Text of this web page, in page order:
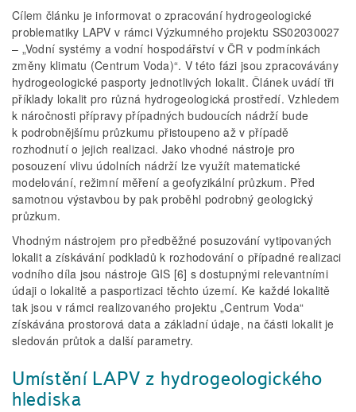
Cílem článku je informovat o zpracování hydrogeologické
problematiky LAPV v rámci Výzkumného projektu SS02030027
– „Vodní systémy a vodní hospodářství v ČR v podmínkách
změny klimatu (Centrum Voda)“. V této fázi jsou zpracovávány
hydrogeologické pasporty jednotlivých lokalit. Článek uvádí tři
příklady lokalit pro různá hydrogeologická prostředí. Vzhledem
k náročnosti přípravy případných budoucích nádrží bude
k podrobnějšímu průzkumu přistoupeno až v případě
rozhodnutí o jejich realizaci. Jako vhodné nástroje pro
posouzení vlivu údolních nádrží lze využít matematické
modelování, režimní měření a geofyzikální průzkum. Před
samotnou výstavbou by pak proběhl podrobný geologický
průzkum.
Vhodným nástrojem pro předběžné posuzování vytipovaných
lokalit a získávání podkladů k rozhodování o případné realizaci
vodního díla jsou nástroje GIS [6] s dostupnými relevantními
údaji o lokalitě a pasportizaci těchto území. Ke každé lokalitě
tak jsou v rámci realizovaného projektu„Centrum Voda“
získávána prostorová data a základní údaje, na části lokalit je
sledován průtok a další parametry.
Umístění LAPV z hydrogeologického
hlediska